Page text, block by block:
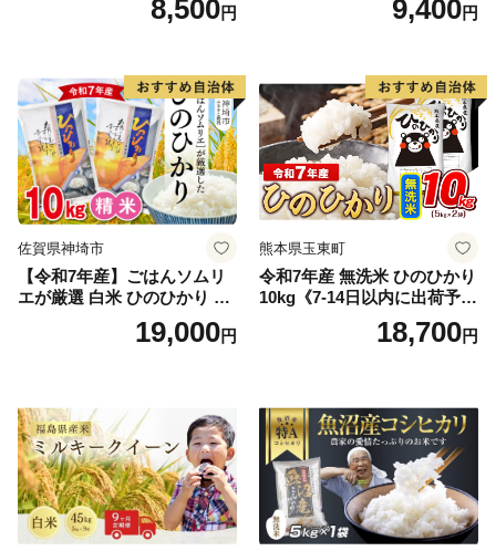
精米 5キロ おこめ こめ コメ
野町産 Elevation
8,500円
高レビュー｜人気米 熊本県
9,400円
佐賀県神埼市
【令和7年産】ごはんソムリ
エが厳選 白米 ひのひかり 10
米 10kg 5kg×2 ひのひかり ブ
19,000円
熊本県玉東町
令和7年産 無洗米 ひのひかり
10kg《7-14日以内に出荷予定
(土日祝除く)》コメ 米 無洗米
令和7年産 高レビュー｜人気
18,700円